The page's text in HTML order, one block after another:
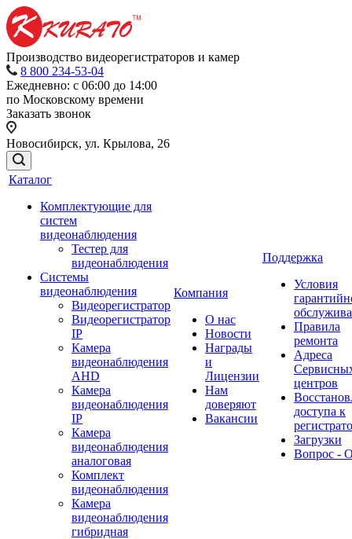
Производство видеорегистраторов и камер
8 800 234-53-04
Ежедневно: с 06:00 до 14:00
по Московскому времени
Заказать звонок
Новосибирск, ул. Крылова, 26
Каталог
Комплектующие для
систем
видеонаблюдения
Тестер для
видеонаблюдения
Системы
видеонаблюдения
Видеорегистратор
Видеорегистратор
IP
Камера
видеонаблюдения
AHD
Камера
видеонаблюдения
IP
Камера
видеонаблюдения
аналоговая
Комплект
видеонаблюдения
Камера
видеонаблюдения
гибридная
Компания
О нас
Новости
Награды
и
Лицензии
Нам
доверяют
Вакансии
Поддержка
Условия
Правила
ремонта
Адреса
центров
доступа к
Загрузки
Вопрос -